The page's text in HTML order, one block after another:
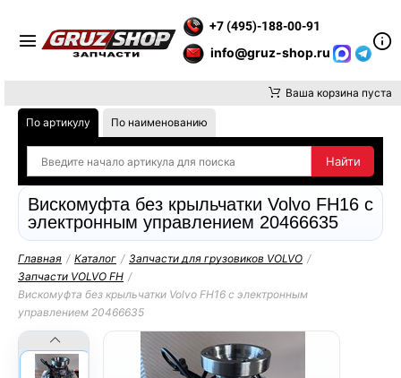
+7 (495)-188-00-91
info@gruz-shop.ru
Ваша корзина пуста
По артикулу По наименованию
Вискомуфта без крыльчатки Volvo FH16 с
электронным управлением 20466635
Главная / Каталог / Запчасти для грузовиков VOLVO /
Запчасти VOLVO FH /
Вискомуфта без крыльчатки Volvo FH16 с электронным
управлением 20466635